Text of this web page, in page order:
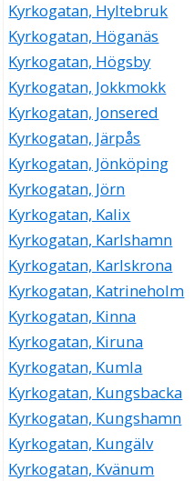
Kyrkogatan, Hyltebruk
Kyrkogatan, Höganäs
Kyrkogatan, Högsby
Kyrkogatan, Jokkmokk
Kyrkogatan, Jonsered
Kyrkogatan, Järpås
Kyrkogatan, Jönköping
Kyrkogatan, Jörn
Kyrkogatan, Kalix
Kyrkogatan, Karlshamn
Kyrkogatan, Karlskrona
Kyrkogatan, Katrineholm
Kyrkogatan, Kinna
Kyrkogatan, Kiruna
Kyrkogatan, Kumla
Kyrkogatan, Kungsbacka
Kyrkogatan, Kungshamn
Kyrkogatan, Kungälv
Kyrkogatan, Kvänum